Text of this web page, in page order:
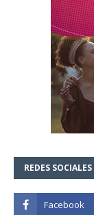
REDES SOCIALES